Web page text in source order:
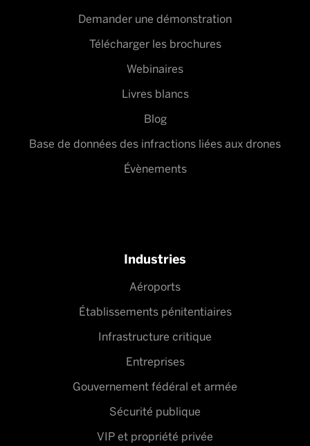
Demander une démonstration
Télécharger les brochures
Webinaires
Livres blancs
Blog
Base de données des infractions liées aux drones
Évènements
Industries
Aéroports
Établissements pénitentiaires
Infrastructure critique
Entreprises
Gouvernement fédéral et armée
Sécurité publique
VIP et propriété privée